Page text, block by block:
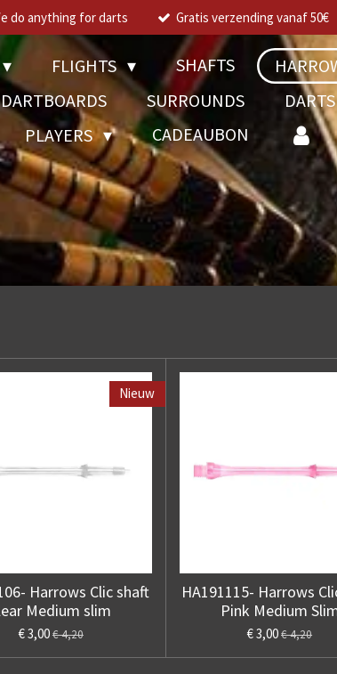
do anything for darts Gratis verzending vanaf 50€
FLIGHTS SHAFTS
DARTBOARDS SURROUNDS
PLAYERS CADEAUBON
Nieuw
Harrows Clic shaft
Medium slim
€ 3,00€ 4,20
HA191115- Harrows
Pink Medium
€ 3,00€ 4,20